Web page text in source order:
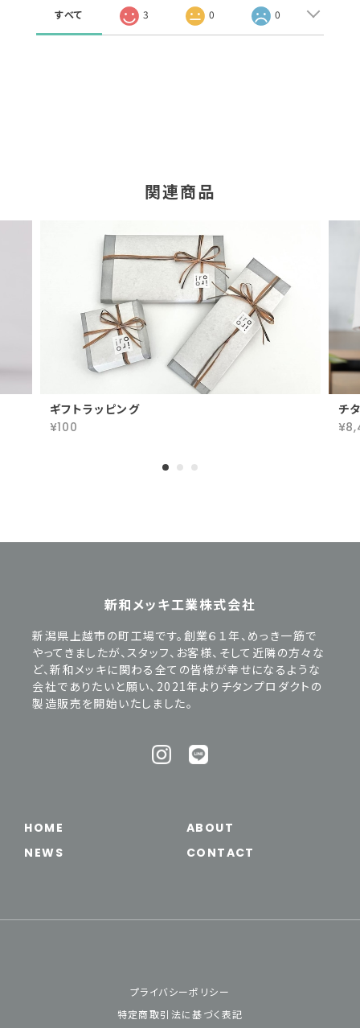
すべて 3 0 0
関連商品
ギフトラッピング
¥100
チ
新和メッキ工業株式会社
新潟県上越市の町工場です。創業６１年、めっき一筋で
やってきましたが、スタッフ、お客様、そして近隣の方々な
ど、新和メッキに関わる全ての皆様が幸せになるような
会社でありたいと願い、2021年よりチタンプロダクトの
製造販売を開始いたしました。
HOME
ABOUT
NEWS
CONTACT
プライバシーポリシー
特定商取引法に基づく表記